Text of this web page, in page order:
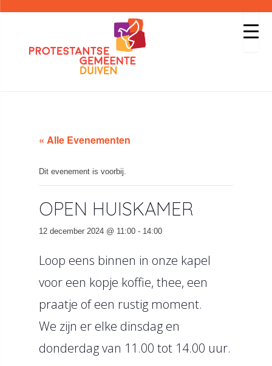
« Alle Evenementen
Dit evenement is voorbij.
OPEN HUISKAMER
12 december 2024 @ 11:00 - 14:00
Loop eens binnen in onze kapel
voor een kopje koffie, thee, een
praatje of een rustig moment.
We zijn er elke dinsdag en
donderdag van 11.00 tot 14.00 uur.